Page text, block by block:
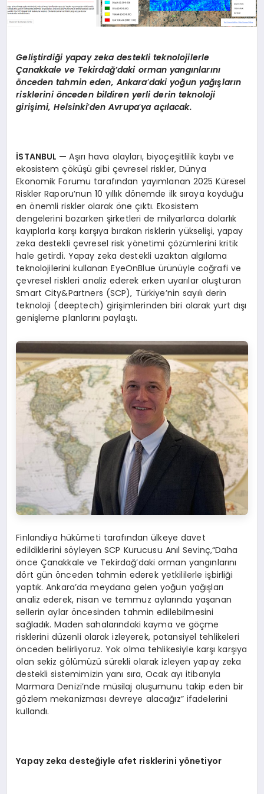
Geliştirdiği yapay zeka destekli teknolojilerle
Çanakkale ve Tekirdağ’daki orman yangınlarını
önceden tahmin eden, Ankara’daki yoğun yağışların
risklerini önceden bildiren yerli derin teknoloji
girişimi, Helsinki’den Avrupa’ya açılacak.
İSTANBUL —Aşırı hava olayları, biyoçeşitlilik kaybı ve
ekosistem çöküşü gibi çevresel riskler, Dünya
Ekonomik Forumu tarafından yayımlanan 2025 Küresel
Riskler Raporu’nun 10 yıllık dönemde ilk sıraya koyduğu
en önemli riskler olarak öne çıktı. Ekosistem
dengelerini bozarken şirketleri de milyarlarca dolarlık
kayıplarla karşı karşıya bırakan risklerin yükselişi, yapay
zeka destekli çevresel risk yönetimi çözümlerini kritik
hale getirdi. Yapay zeka destekli uzaktan algılama
teknolojilerini kullanan EyeOnBlue ürünüyle coğrafi ve
çevresel riskleri analiz ederek erken uyarılar oluşturan
Smart City&Partners (SCP), Türkiye’nin sayılı derin
teknoloji (deeptech) girişimlerinden biri olarak yurt dışı
genişleme planlarını paylaştı.
Finlandiya hükümeti tarafından ülkeye davet
edildiklerini söyleyen SCP Kurucusu Anıl Sevinç,“Daha
önce Çanakkale ve Tekirdağ’daki orman yangınlarını
dört gün önceden tahmin ederek yetkililerle işbirliği
yaptık. Ankara’da meydana gelen yoğun yağışları
analiz ederek, nisan ve temmuz aylarında yaşanan
sellerin aylar öncesinden tahmin edilebilmesini
sağladık. Maden sahalarındaki kayma ve göçme
risklerini düzenli olarak izleyerek, potansiyel tehlikeleri
önceden belirliyoruz. Yok olma tehlikesiyle karşı karşıya
olan sekiz gölümüzü sürekli olarak izleyen yapay zeka
destekli sistemimizin yanı sıra, Ocak ayı itibarıyla
Marmara Denizi’nde müsilaj oluşumunu takip eden bir
gözlem mekanizması devreye alacağız” ifadelerini
kullandı.
Yapay zeka desteğiyle afet risklerini yönetiyor